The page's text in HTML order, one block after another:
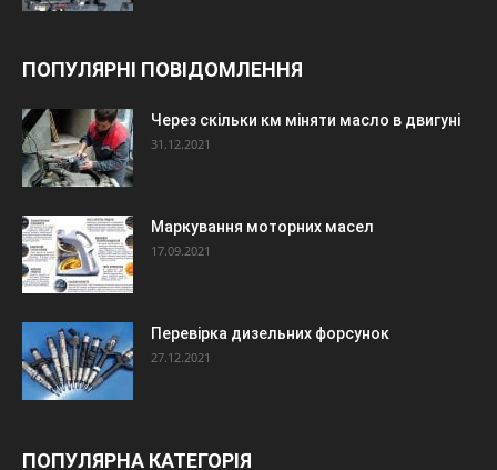
ПОПУЛЯРНІ ПОВІДОМЛЕННЯ
Через скільки км міняти масло в двигуні
31.12.2021
Маркування моторних масел
17.09.2021
Перевірка дизельних форсунок
27.12.2021
ПОПУЛЯРНА КАТЕГОРІЯ